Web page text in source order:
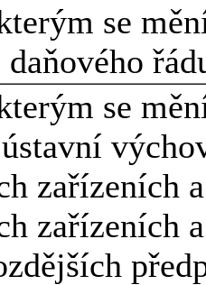
se
se
zařízeních
zařízeních